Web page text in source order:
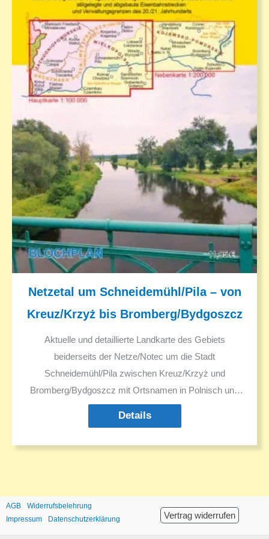
Netzetal um Schneidemühl/Pila – von
Kreuz/Krzyż bis Bromberg/Bydgoszcz
Aktuelle und detaillierte Landkarte des Gebiets
beiderseits der Netze/Notec um die Stadt
Schneidemühl/Pila zwischen Kreuz/Krzyż und
Bromberg/Bydgoszcz mit Ortsnamen in Polnisch und
Deutsch
Details
AGB
Widerrufsbelehrung
Impressum
Datenschutzerklärung Vertrag widerrufen